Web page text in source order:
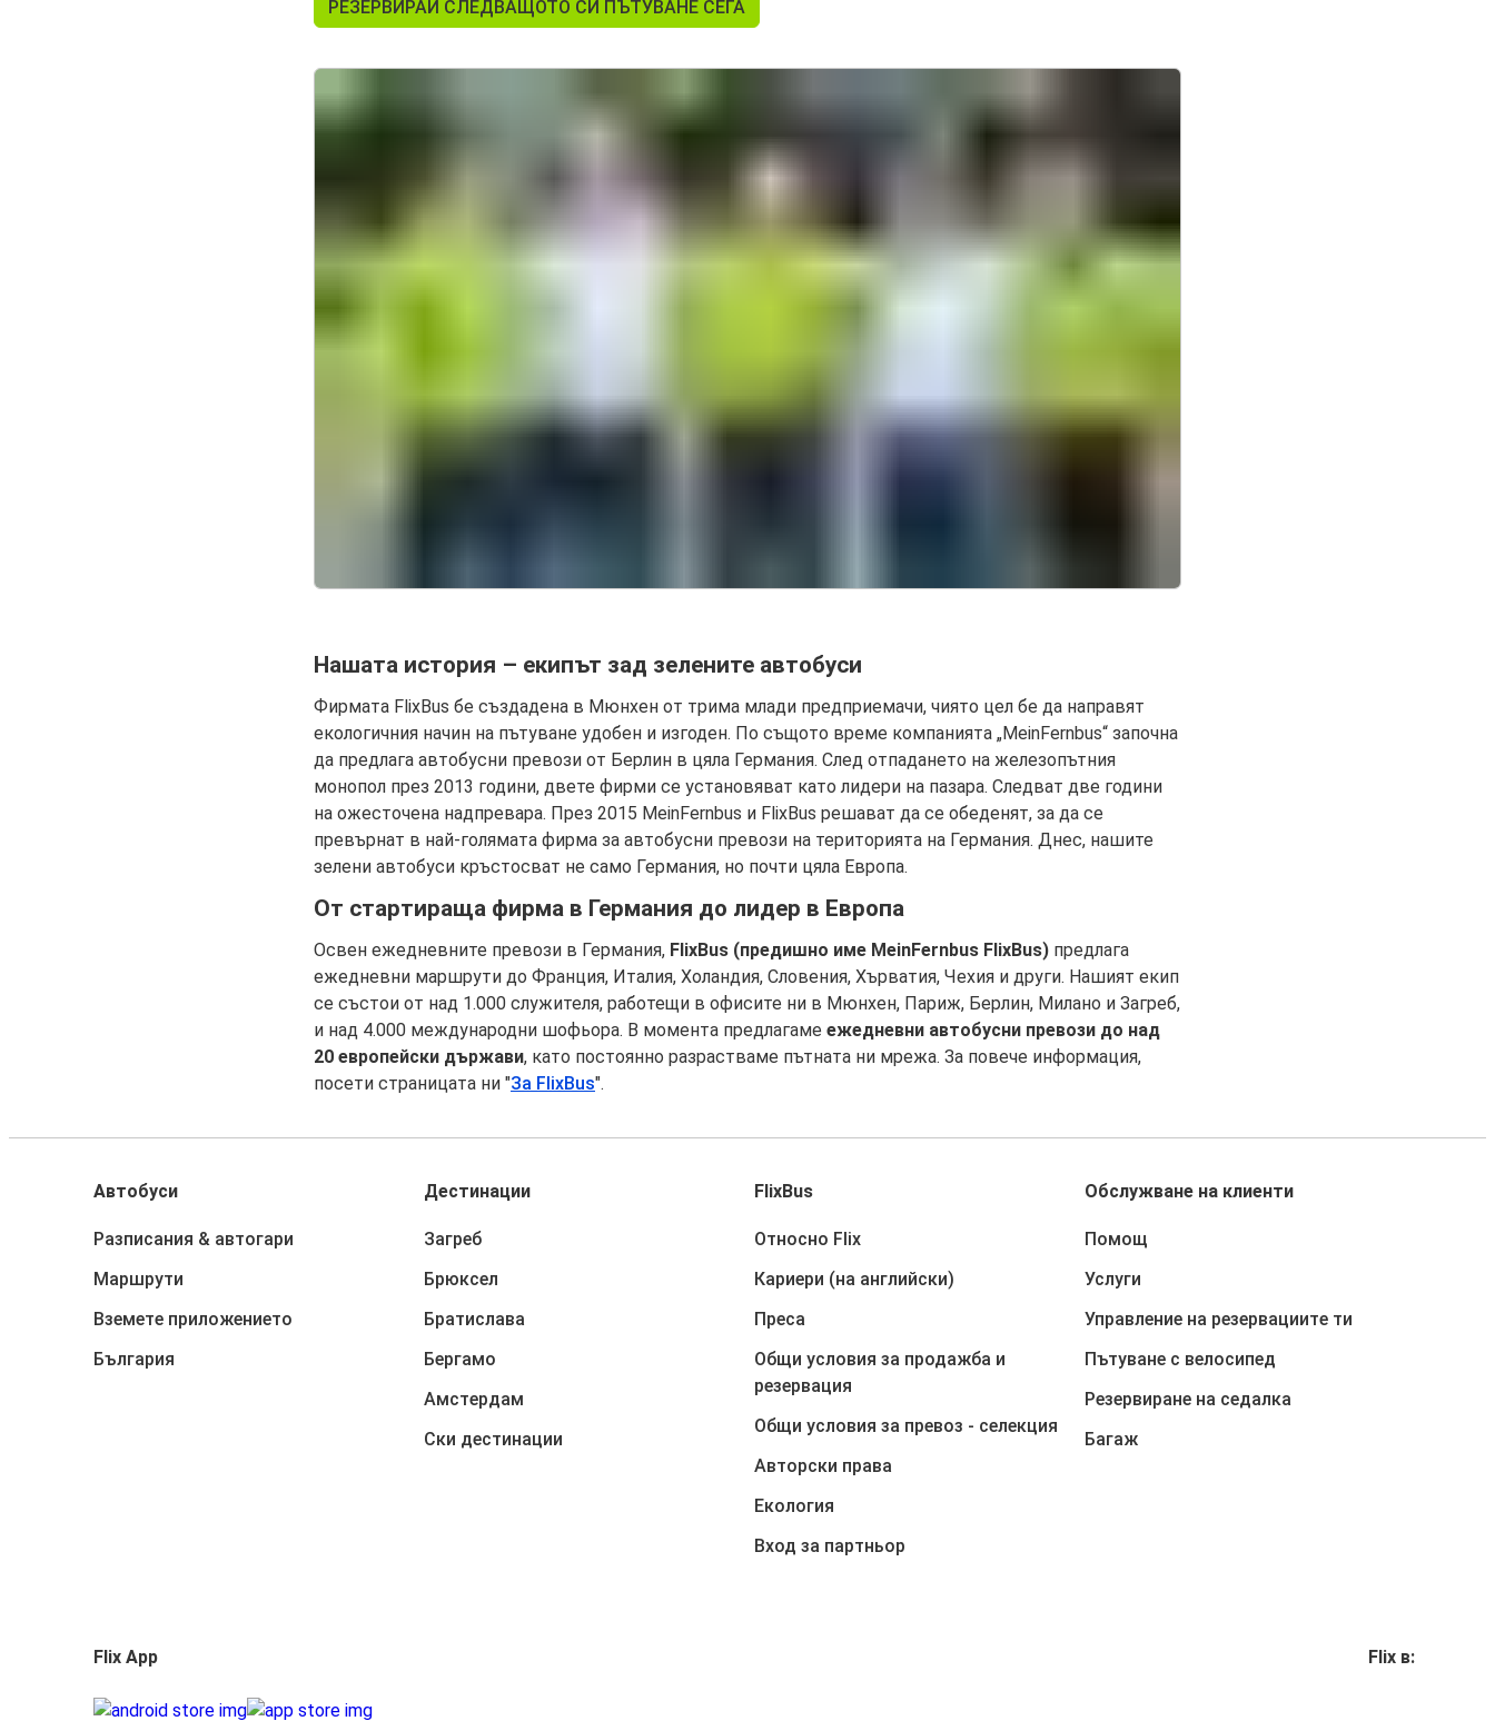
РЕЗЕРВИРАЙ СЛЕДВАЩОТО СИ ПЪТУВАНЕ СЕГА
Нашата история – екипът зад зелените автобуси
Фирмата FlixBus бе създадена в Мюнхен от трима млади предприемачи, чиято цел бе да направят
екологичния начин на пътуване удобен и изгоден. По същото време компанията „MeinFernbus“ започна
да предлага автобусни превози от Берлин в цяла Германия. След отпадането на железопътния
монопол през 2013 години, двете фирми се установяват като лидери на пазара. Следват две години
на ожесточена надпревара. През 2015 MeinFernbus и FlixBus решават да се обеденят, за да се
превърнат в най-голямата фирма за автобусни превози на територията на Германия. Днес, нашите
зелени автобуси кръстосват не само Германия, но почти цяла Европа.
От стартираща фирма в Германия до лидер в Европа
Освен ежедневните превози в Германия, FlixBus (предишно име MeinFernbus FlixBus) предлага
ежедневни маршрути до Франция, Италия, Холандия, Словения, Хърватия, Чехия и други. Нашият екип
се състои от над 1.000 служителя, работещи в офисите ни в Мюнхен, Париж, Берлин, Милано и Загреб,
и над 4.000 международни шофьора. В момента предлагаме ежедневни автобусни превози до над
20 европейски държави, като постоянно разрастваме пътната ни мрежа. За повече информация,
посети страницата ни "За FlixBus".
Автобуси
Разписания & автогари
Маршрути
Вземете приложението
България
Дестинации
Загреб
Брюксел
Братислава
Бергамо
Амстердам
Ски дестинации
FlixBus
Относно Flix
Кариери (на английски)
Преса
Общи условия за продажба и
резервация
Общи условия за превоз - селекция
Авторски права
Екология
Вход за партньор
Обслужване на клиенти
Помощ
Услуги
Управление на резервациите ти
Пътуване с велосипед
Резервиране на седалка
Багаж
Flix App Flix в: